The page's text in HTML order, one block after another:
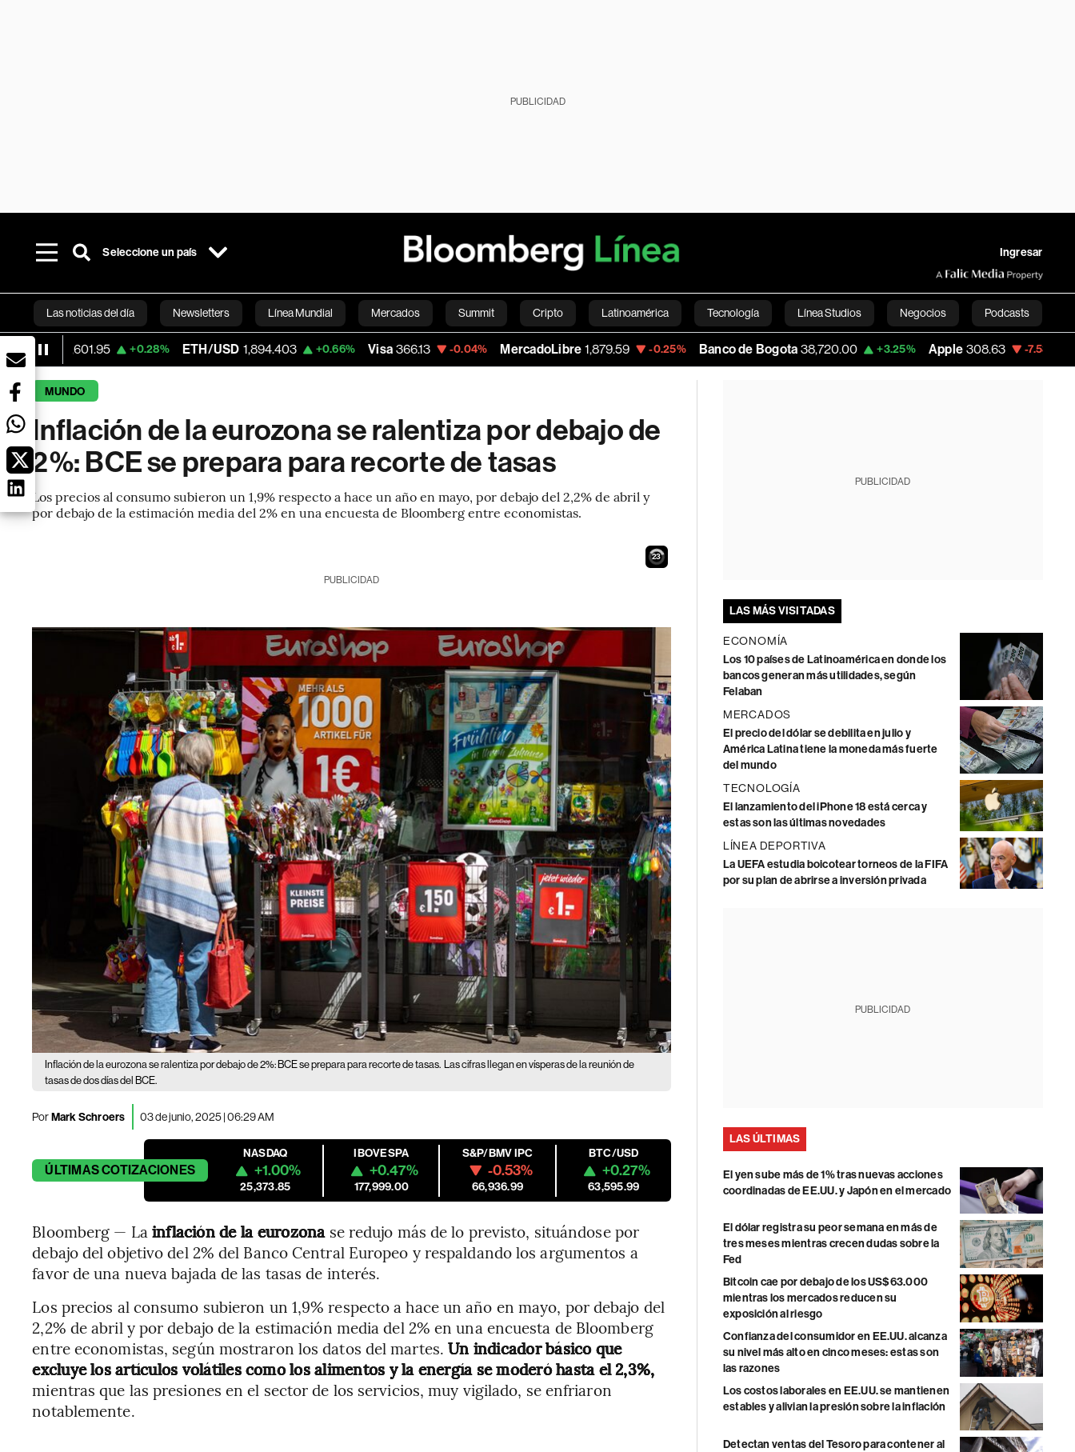
PUBLICIDAD
Seleccione un país Ingresar
Las noticias del día Newsletters Línea Mundial Mercados Summit Cripto Latinoamérica Tecnología Línea Studios Negocios Podcasts
Bloomberg Green Economía Estilo de vida Mundo Videos English
63,601.95 +0.28% ETH/USD 1,894.403 +0.66% Visa 366.13 -0.04% MercadoLibre 1,879.59 -0.25% Banco de Bogota 38,720.00 +3.25% Apple 308.63 -7.53% USD COP
MUNDO
Inflación de la eurozona se ralentiza por debajo de
2%: BCE se prepara para recorte de tasas
Los precios al consumo subieron un 1,9% respecto a hace un año en mayo, por debajo del 2,2% de abril y
por debajo de la estimación media del 2% en una encuesta de Bloomberg entre economistas.
22
PUBLICIDAD
Inflación de la eurozona se ralentiza por debajo de 2%: BCE se prepara para recorte de tasas. Las cifras llegan en vísperas de la reunión de
tasas de dos días del BCE.
PorMark Schroers 03 de junio, 2025 | 06:29 AM
ÚLTIMASCOTIZACIONES
NASDAQ
+1.00%
25,373.85
IBOVESPA
+0.47%
177,999.00
S&P/BMV IPC
-0.53%
66,936.99
BTC/USD
+0.27%
63,595.99
Bloomberg — La inflación de la eurozonase redujo más de lo previsto, situándose por
debajo del objetivo del 2% del Banco Central Europeo y respaldando los argumentos a
favor de una nueva bajada de las tasas de interés.
Los precios al consumo subieron un 1,9% respecto a hace un año en mayo, por debajo del
2,2% de abril y por debajo de la estimación media del 2% en una encuesta de Bloomberg
entre economistas, según mostraron los datos del martes.Un indicador básico que
excluye los artículos volátiles como los alimentos y la energía se moderó hasta el 2,3%,
mientras que las presiones en el sector de los servicios, muy vigilado, se enfriaron
notablemente.
PUBLICIDAD
LAS MÁS VISITADAS
ECONOMÍA
Los 10 países de Latinoamérica en donde los
bancos generan más utilidades, según
Felaban
MERCADOS
El precio del dólar se debilita en julio y
América Latina tiene la moneda más fuerte
del mundo
TECNOLOGÍA
El lanzamiento del iPhone 18 está cerca y
estas son las últimas novedades
LÍNEA DEPORTIVA
La UEFA estudia boicotear torneos de la FIFA
por su plan de abrirse a inversión privada
PUBLICIDAD
LAS ÚLTIMAS
El yen sube más de 1% tras nuevas acciones
coordinadas de EE.UU. y Japón en el mercado
El dólar registra su peor semana en más de
tres meses mientras crecen dudas sobre la
Fed
Bitcoin cae por debajo de los US$63.000
mientras los mercados reducen su
exposición al riesgo
Confianza del consumidor en EE.UU. alcanza
su nivel más alto en cinco meses: estas son
las razones
Los costos laborales en EE.UU. se mantienen
estables y alivian la presión sobre la inflación
Detectan ventas del Tesoro para contener al